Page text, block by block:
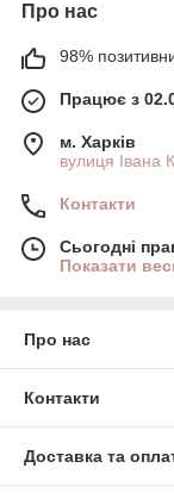
Про нас
98%
Працює з
м. Харків
вулиця Івана
Контакти
Сьогодні
Показати
Про нас
Контакти
Доставка та